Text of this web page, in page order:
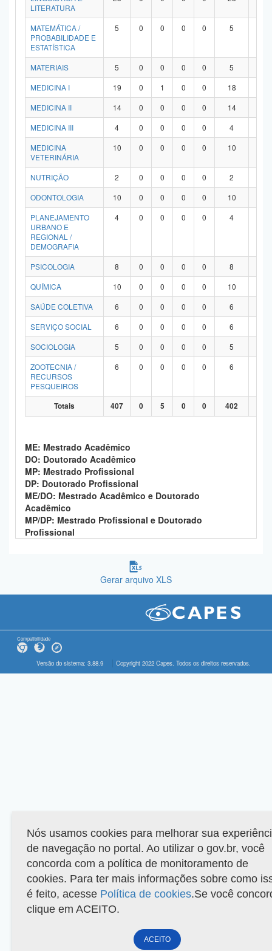
LITERATURA
MATEMÁTICA /
PROBABILIDADE E
ESTATÍSTICA
5 0 0 0 0 5
MATERIAIS 5 0 0 0 0 5
MEDICINA I
19 0 1 0 0 18
MEDICINA II
14 0 0 0 0 14
MEDICINA III
4 0 0 0 0 4
MEDICINA
VETERINÁRIA
10 0 0 0 0 10
NUTRIÇÃO 2 0 0 0 0 2
ODONTOLOGIA
10 0 0 0 0 10
PLANEJAMENTO
URBANO E
REGIONAL /
DEMOGRAFIA
4 0 0 0 0 4
PSICOLOGIA 8 0 0 0 0 8
QUÍMICA
10 0 0 0 0 10
SAÚDE COLETIVA
6 0 0 0 0 6
SERVIÇO SOCIAL
6 0 0 0 0 6
SOCIOLOGIA
5 0 0 0 0 5
ZOOTECNIA /
RECURSOS
PESQUEIROS
6 0 0 0 0 6
Totais 407 0 5 0 0 402
ME: Mestrado Acadêmico
DO: Doutorado Acadêmico
MP: Mestrado Profissional
DP: Doutorado Profissional
ME/DO: Mestrado Acadêmico e Doutorado
Acadêmico
MP/DP: Mestrado Profissional e Doutorado
Profissional
Gerar arquivo XLS
Compatibilidade
Versão do sistema: 3.88.9 Copyright 2022 Capes. Todos os direitos reservados.
Nós usamos cookies para melhorar sua
de navegação no portal. Ao utilizar o gov.br, você
concorda com a política de monitoramento de
cookies. Para ter mais informações sobre como
é feito, acesse Política de cookies.Se você
clique em ACEITO.
ACEITO